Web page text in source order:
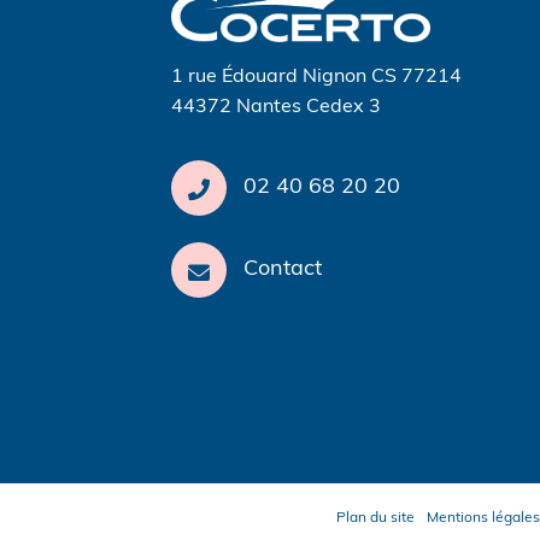
1 rue Édouard Nignon CS 77214
44372 Nantes Cedex 3
02 40 68 20 20
Contact
Plan du site Mentions légales